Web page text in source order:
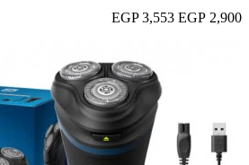
2,900 EGP
3,553 EGP